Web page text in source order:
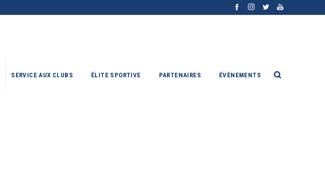
SERVICE AUX CLUBS ÉLITE SPORTIVE PARTENAIRES ÉVÈNEMENTS